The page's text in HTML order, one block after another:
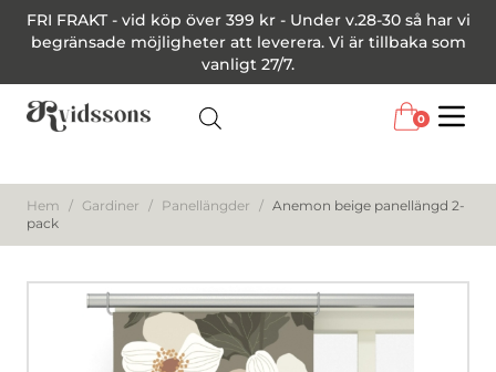
FRI FRAKT - vid köp över 399 kr - Under v.28-30 så har vi
begränsade möjligheter att leverera. Vi är tillbaka som
vanligt 27/7.
0
Hem / Gardiner / Panellängder / Anemon beige panellängd 2-
pack